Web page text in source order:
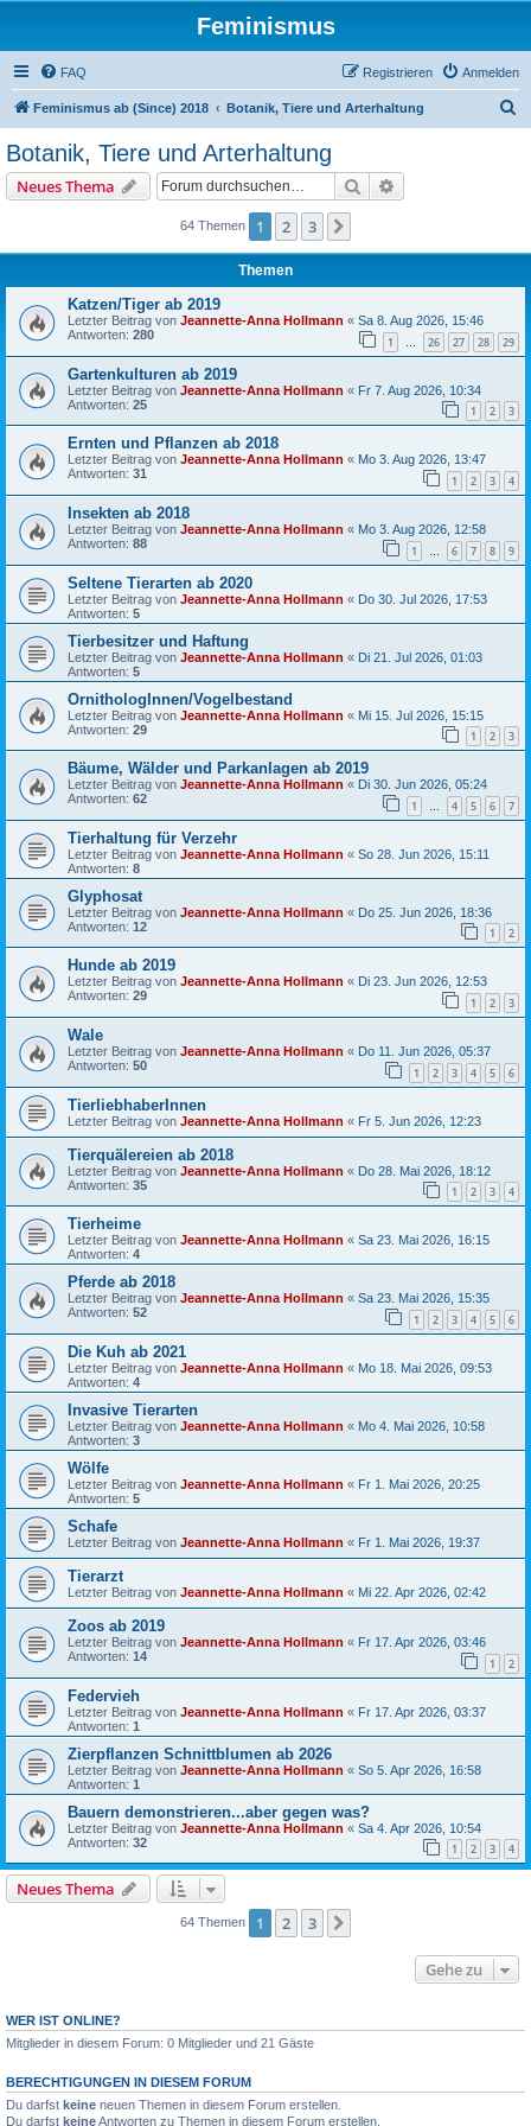
Feminismus
FAQ Anmelden
Registrieren
Feminismus ab (Since) 2018 Botanik, Tiere und Arterhaltung
Botanik, Tiere und Arterhaltung
Neues Thema Suche
64 Themen 1 2 3
Themen
Katzen/Tiger ab 2019
Letzter Beitrag von Jeannette-Anna Hollmann « Sa 8. Aug 2026, 15:46
Antworten: 280 1 … 26 27 28 29
Gartenkulturen ab 2019
Letzter Beitrag von Jeannette-Anna Hollmann « Fr 7. Aug 2026, 10:34
Antworten: 25 1 2 3
Ernten und Pflanzen ab 2018
Letzter Beitrag von Jeannette-Anna Hollmann « Mo 3. Aug 2026, 13:47
Antworten: 31 1 2 3 4
Insekten ab 2018
Letzter Beitrag von Jeannette-Anna Hollmann « Mo 3. Aug 2026, 12:58
Antworten: 88 1 … 6 7 8 9
Seltene Tierarten ab 2020
Letzter Beitrag von Jeannette-Anna Hollmann « Do 30. Jul 2026, 17:53
Antworten: 5
Tierbesitzer und Haftung
Letzter Beitrag von Jeannette-Anna Hollmann « Di 21. Jul 2026, 01:03
Antworten: 5
OrnithologInnen/Vogelbestand
Letzter Beitrag von Jeannette-Anna Hollmann « Mi 15. Jul 2026, 15:15
Antworten: 29 1 2 3
Bäume, Wälder und Parkanlagen ab 2019
Letzter Beitrag von Jeannette-Anna Hollmann « Di 30. Jun 2026, 05:24
Antworten: 62 1 … 4 5 6 7
Tierhaltung für Verzehr
Letzter Beitrag von Jeannette-Anna Hollmann « So 28. Jun 2026, 15:11
Antworten: 8
Glyphosat
Letzter Beitrag von Jeannette-Anna Hollmann « Do 25. Jun 2026, 18:36
Antworten: 12 1 2
Hunde ab 2019
Letzter Beitrag von Jeannette-Anna Hollmann « Di 23. Jun 2026, 12:53
Antworten: 29 1 2 3
Wale
Letzter Beitrag von Jeannette-Anna Hollmann « Do 11. Jun 2026, 05:37
Antworten: 50 1 2 3 4 5 6
TierliebhaberInnen
Letzter Beitrag von Jeannette-Anna Hollmann « Fr 5. Jun 2026, 12:23
Tierquälereien ab 2018
Letzter Beitrag von Jeannette-Anna Hollmann « Do 28. Mai 2026, 18:12
Antworten: 35 1 2 3 4
Tierheime
Letzter Beitrag von Jeannette-Anna Hollmann « Sa 23. Mai 2026, 16:15
Antworten: 4
Pferde ab 2018
Letzter Beitrag von Jeannette-Anna Hollmann « Sa 23. Mai 2026, 15:35
Antworten: 52 1 2 3 4 5 6
Die Kuh ab 2021
Letzter Beitrag von Jeannette-Anna Hollmann « Mo 18. Mai 2026, 09:53
Antworten: 4
Invasive Tierarten
Letzter Beitrag von Jeannette-Anna Hollmann « Mo 4. Mai 2026, 10:58
Antworten: 3
Wölfe
Letzter Beitrag von Jeannette-Anna Hollmann « Fr 1. Mai 2026, 20:25
Antworten: 5
Schafe
Letzter Beitrag von Jeannette-Anna Hollmann « Fr 1. Mai 2026, 19:37
Tierarzt
Letzter Beitrag von Jeannette-Anna Hollmann « Mi 22. Apr 2026, 02:42
Zoos ab 2019
Letzter Beitrag von Jeannette-Anna Hollmann « Fr 17. Apr 2026, 03:46
Antworten: 14 1 2
Federvieh
Letzter Beitrag von Jeannette-Anna Hollmann « Fr 17. Apr 2026, 03:37
Antworten: 1
Zierpflanzen Schnittblumen ab 2026
Letzter Beitrag von Jeannette-Anna Hollmann « So 5. Apr 2026, 16:58
Antworten: 1
Bauern demonstrieren...aber gegen was?
Letzter Beitrag von Jeannette-Anna Hollmann « Sa 4. Apr 2026, 10:54
Antworten: 32 1 2 3 4
Neues Thema
64 Themen 1 2 3
Gehe zu
WER IST ONLINE?
Mitglieder in diesem Forum: 0 Mitglieder und 21 Gäste
BERECHTIGUNGEN IN DIESEM FORUM
Du darfst keine neuen Themen in diesem Forum erstellen.
Du darfst keineAntworten zu Themen in diesem Forum erstellen.